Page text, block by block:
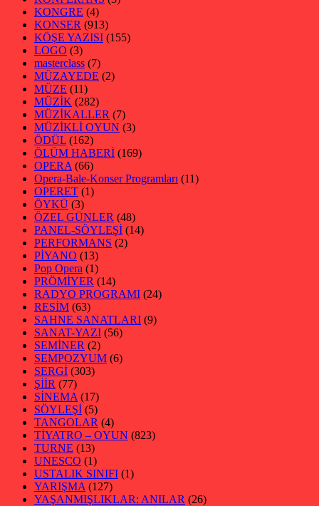
KONGRE (4)
KONSER (913)
KÖŞE YAZISI (155)
LOGO (3)
masterclass (7)
MÜZAYEDE (2)
MÜZE (11)
MÜZİK (282)
MÜZİKALLER (7)
MÜZİKLİ OYUN (3)
ÖDÜL (162)
ÖLÜM HABERİ (169)
OPERA (66)
Opera-Bale-Konser Programları (11)
OPERET (1)
ÖYKÜ (3)
ÖZEL GÜNLER (48)
PANEL-SÖYLEŞİ (14)
PERFORMANS (2)
PİYANO (13)
Pop Opera (1)
PRÖMİYER (14)
RADYO PROGRAMI (24)
RESİM (63)
SAHNE SANATLARI (9)
SANAT-YAZI (56)
SEMİNER (2)
SEMPOZYUM (6)
SERGİ (303)
ŞİİR (77)
SİNEMA (17)
SÖYLEŞİ (5)
TANGOLAR (4)
TİYATRO – OYUN (823)
TURNE (13)
UNESCO (1)
USTALIK SINIFI (1)
YARIŞMA (127)
YAŞANMIŞLIKLAR: ANILAR (26)